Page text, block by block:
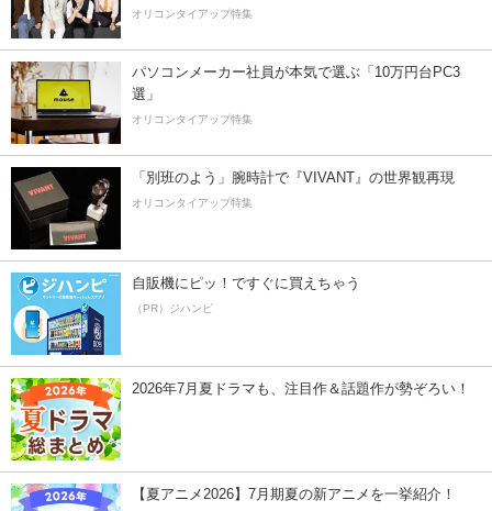
オリコンタイアップ特集
パソコンメーカー社員が本気で選ぶ「10万円台PC3
選」
オリコンタイアップ特集
「別班のよう」腕時計で『VIVANT』の世界観再現
オリコンタイアップ特集
自販機にピッ！ですぐに買えちゃう
（PR）ジハンピ
2026年7月夏ドラマも、注目作＆話題作が勢ぞろい！
【夏アニメ2026】7月期夏の新アニメを一挙紹介！